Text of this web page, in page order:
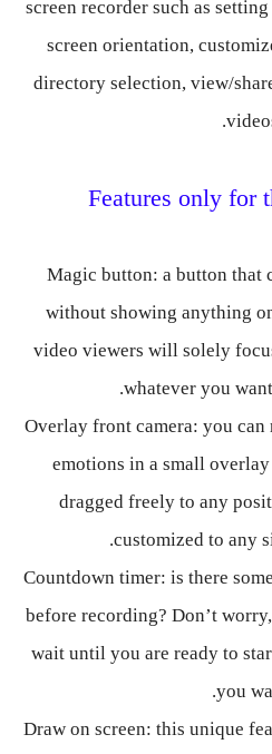
screen recorder such as
screen orientation,
directory selection, view/
Features only for
Magic button: a button that
without showing anything
video viewers will solely
whatever you
Overlay front camera: you
emotions in a small
dragged freely to any
customized to any
Countdown timer: is there
before recording? Don’t
wait until you are ready to
you
Draw on screen: this unique